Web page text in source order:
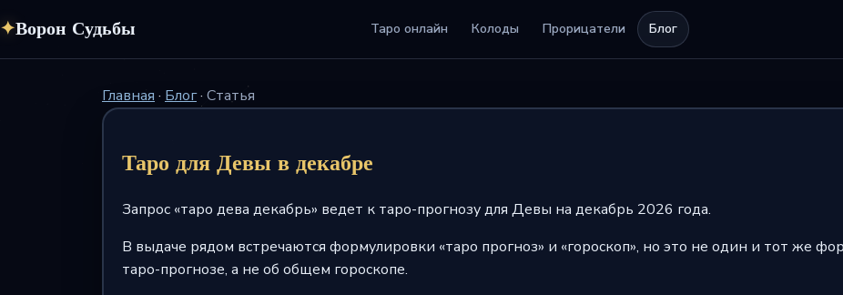
✦Ворон Судьбы Таро онлайн Колоды Прорицатели Блог
Главная · Блог· Статья
Таро для Девы в декабре
Запрос «таро дева декабрь» ведет к таро-прогнозу для Девы на декабрь 2026 года.
В выдаче рядом встречаются формулировки «таро прогноз» и «гороскоп», но это не один и тот же
таро-прогнозе, а не об общем гороскопе.